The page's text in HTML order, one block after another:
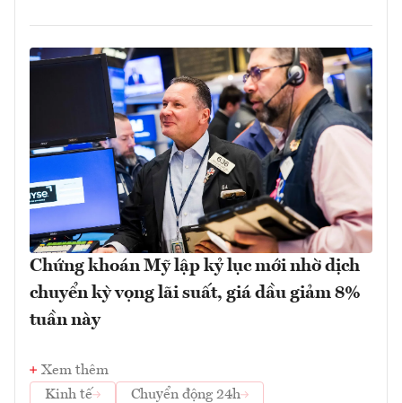
Chứng khoán Mỹ lập kỷ lục mới nhờ dịch
chuyển kỳ vọng lãi suất, giá dầu giảm 8%
tuần này
Xem thêm
Kinh tế
Chuyển động 24h